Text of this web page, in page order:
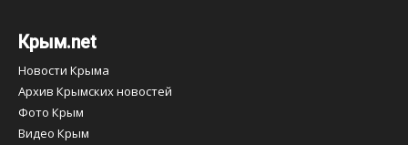
Крым.net
Новости Крыма
Архив Крымских новостей
Фото Крым
Видео Крым